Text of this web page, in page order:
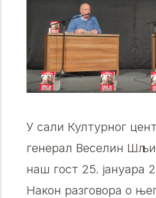
У сали Културног
генерал Веселин
наш гост 25. јануара
Након разговора о